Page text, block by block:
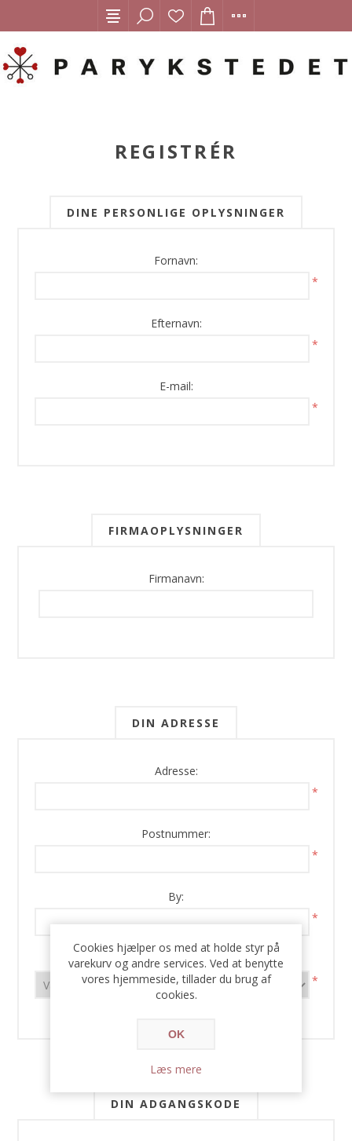
REGISTRÉR
DINE PERSONLIGE OPLYSNINGER
Fornavn:
*
Efternavn:
*
E-mail:
*
FIRMAOPLYSNINGER
Firmanavn:
DIN ADRESSE
Adresse:
*
Postnummer:
*
By:
*
Land:
*
DIN ADGANGSKODE
Cookies hjælper os med at holde styr på
varekurv og andre services. Ved at benytte
vores hjemmeside, tillader du brug af
cookies.
OK
Læs mere